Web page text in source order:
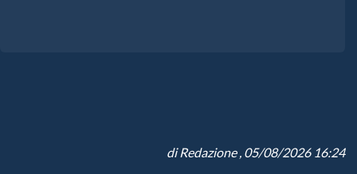
diRedazione, 05/08/2026 16:24